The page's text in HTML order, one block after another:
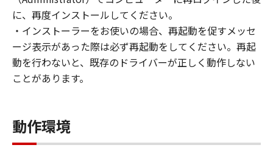
はできません。
(2) お客様は、「本ソフトウェア」の全部また
は一部を修正、改変、逆コンパイル、逆アセン
ブル、その他リバースエンジニアリング等する
ことはできません。また第三者にこのような行
為をさせてはなりません。
お客様は、「本ソフトウェア」に含まれるキヤ
ノンまたはキヤノンのライセンサーの著作権表
に、再度インストールしてください。
・インストーラーをお使いの場合、再起動を促すメッセ
ージ表示があった際は必ず再起動をしてください。再起
動を行わないと、既存のドライバーが正しく動作しない
ことがあります。
動作環境